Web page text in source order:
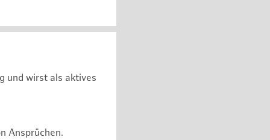
und wirst als aktives
Ansprüchen.